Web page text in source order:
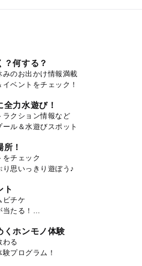
？何する？
みのお出かけ情報満載
ベントをチェック！
力水遊び！
ラクション情報など
ル＆水遊びスポット
！
をチェック
り思いっきり遊ぼう♪
ト
ビチケ
たる！
くホンモノ体験
わる
プログラム！